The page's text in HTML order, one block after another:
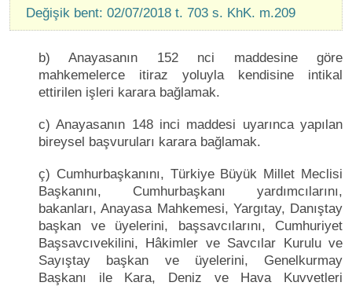
Değişik bent: 02/07/2018 t. 703 s. KhK. m.209
b) Anayasanın 152 nci maddesine göre
mahkemelerce itiraz yoluyla kendisine intikal
ettirilen işleri karara bağlamak.
c) Anayasanın 148 inci maddesi uyarınca yapılan
bireysel başvuruları karara bağlamak.
ç) Cumhurbaşkanını, Türkiye Büyük Millet Meclisi
Başkanını, Cumhurbaşkanı yardımcılarını,
bakanları, Anayasa Mahkemesi, Yargıtay, Danıştay
başkan ve üyelerini, başsavcılarını, Cumhuriyet
Başsavcıvekilini, Hâkimler ve Savcılar Kurulu ve
Sayıştay başkan ve üyelerini, Genelkurmay
Başkanı ile Kara, Deniz ve Hava Kuvvetleri